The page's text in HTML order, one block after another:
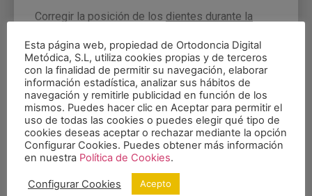
Corregir la posición de los dientes durante la
de la estética. Una dentadura alineada facilita la
limpieza, reduciendo drásticamente el riesgo de
caries y gingivitis infantil. Además, al solucionar
problemas de mordida asociados a losdientes
torcidos niños, mejoramos la eficiencia
masticatoria y la pronunciación de ciertos
fonemas. EnMetódica, nuestro objetivo es que
cada niño desarrolle una base ósea sólida que
soporte una sonrisa estética, funcional y, sobre
Esta página web, propiedad de Ortodoncia Digital
Metódica, S.L, utiliza cookies propias y de terceros
con la finalidad de permitir su navegación, elaborar
información estadística, analizar sus hábitos de
navegación y remitirle publicidad en función de los
mismos. Puedes hacer clic en Aceptar para permitir el
uso de todas las cookies o puedes elegir qué tipo de
cookies deseas aceptar o rechazar mediante la opción
Configurar Cookies. Puedes obtener más información
en nuestra Política de Cookies.
Configurar Cookies Acepto